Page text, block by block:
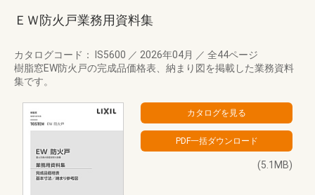
ＥＷ防火戸業務用資料集
カタログコード： IS5600 ／ 2026年04月 ／ 全44ページ
樹脂窓EW防火戸の完成品価格表、納まり図を掲載した業務資料
集です。
(5.1MB)